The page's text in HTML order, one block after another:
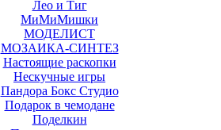
Лео и Тиг
МиМиМишки
МОДЕЛИСТ
МОЗАИКА-СИНТЕЗ
Настоящие раскопки
Нескучные игры
Пандора Бокс Студио
Подарок в чемодане
Поделкин